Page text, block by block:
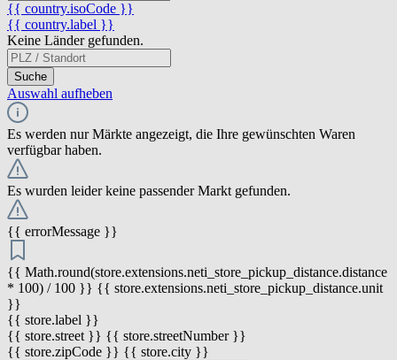
{{ country.isoCode }}
{{ country.label }}
Keine Länder gefunden.
Suche
Auswahl aufheben
Es werden nur Märkte angezeigt, die Ihre gewünschten Waren
verfügbar haben.
Es wurden leider keine passender Markt gefunden.
{{ errorMessage }}
{{ Math.round(store.extensions.neti_store_pickup_distance.distance
* 100) / 100 }} {{ store.extensions.neti_store_pickup_distance.unit
}}
{{ store.label }}
{{ store.street }} {{ store.streetNumber }}
{{ store.zipCode }} {{ store.city }}